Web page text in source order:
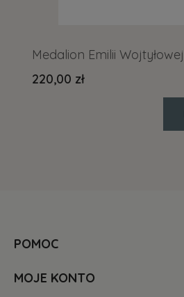
Medalion Emilii Wojtyłowej
220,00 zł
POMOC
MOJE KONTO